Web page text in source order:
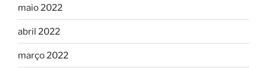
maio 2022
abril 2022
março 2022